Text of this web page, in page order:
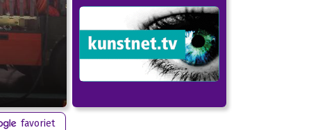
favoriet